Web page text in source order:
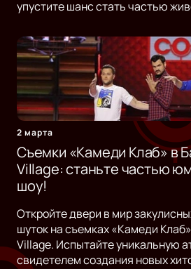
упустите шанс стать частью
2 марта
Съемки «Камеди Клаб» в
Village: станьте частью
шоу!
Откройте двери в мир
шуток на съемках «Камеди
Village. Испытайте уникальную
свидетелем создания новых